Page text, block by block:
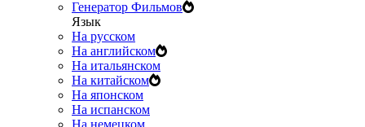
Генератор Фильмов
Язык
На русском
На английском
На итальянском
На китайском
На японском
На испанском
На немецком